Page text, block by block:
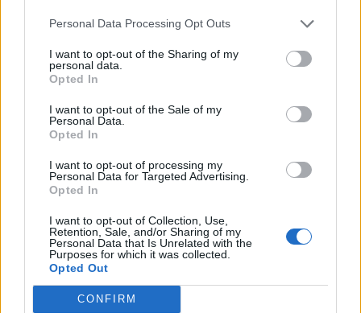
Personal Data Processing Opt Outs
I want to opt-out of the Sharing of my
personal data.
Opted In
I want to opt-out of the Sale of my
Personal Data.
Opted In
I want to opt-out of processing my
Personal Data for Targeted Advertising.
Opted In
I want to opt-out of Collection, Use,
Retention, Sale, and/or Sharing of my
Personal Data that Is Unrelated with the
Purposes for which it was collected.
Opted Out
CONFIRM
Infortunato 0 - 0%
Inutilizzato
Scarica riepilogo
stagionale
Giornata Voto FV Entrato Uscito Bonus/Malus
BAY-BOR
-BAY